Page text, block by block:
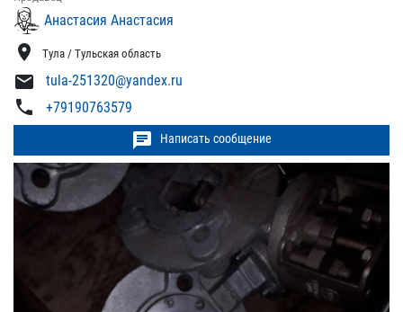
Анастасия Анастасия
location_on Тула / Тульская область
mail tula-251320@yandex.ru
phone +79190763579
chat Написать сообщение